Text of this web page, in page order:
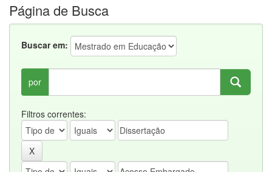
Página de Busca
Buscar em:
por
Filtros correntes: